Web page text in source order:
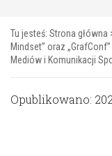
Tu jesteś: Strona główna
Mindset” oraz
Mediów i Komunikacji
Opublikowano: